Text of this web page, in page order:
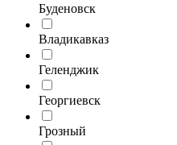
Буденовск
Владикавказ
Геленджик
Георгиевск
Грозный